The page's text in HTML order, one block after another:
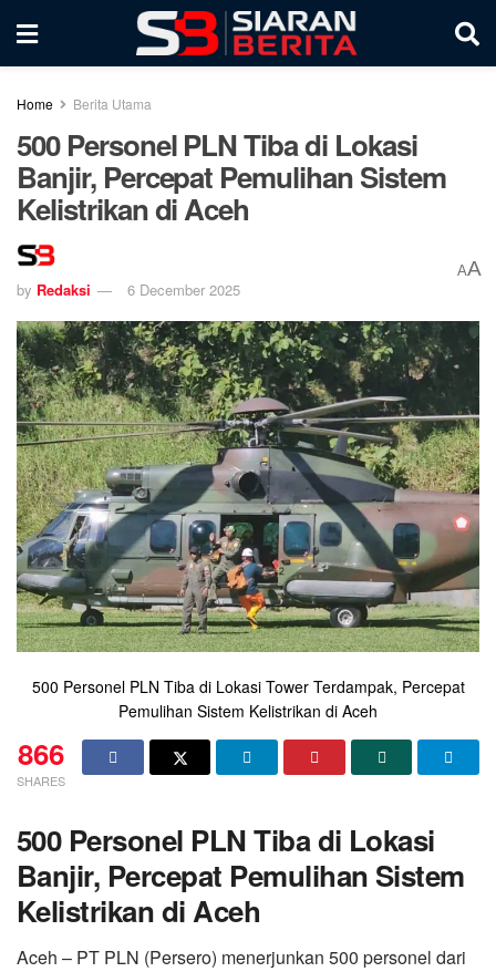
Home Berita Utama
500 Personel PLN Tiba di Lokasi
Banjir, Percepat Pemulihan Sistem
Kelistrikan di Aceh
by Redaksi 6 December 2025
AA
500 Personel PLN Tiba di Lokasi Tower Terdampak, Percepat
Pemulihan Sistem Kelistrikan di Aceh
866
SHARES
500 Personel PLN Tiba di Lokasi
Banjir, Percepat Pemulihan Sistem
Kelistrikan di Aceh
Aceh – PT PLN (Persero) menerjunkan 500 personel dari